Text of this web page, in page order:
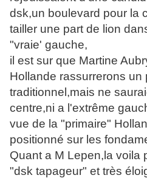
dsk,un boulevard pour la
tailler une part de lion
"vraie' gauche,
il est sur que Martine
Hollande rassurrerons un
traditionnel,mais ne
centre,ni a l'extrême
vue de la "primaire"
positionné sur les
Quant a M Lepen,la voila
"dsk tapageur" et très